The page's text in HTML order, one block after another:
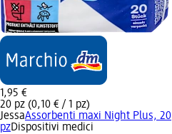
1,95 €
20 pz (0,10 € / 1 pz)
JessaAssorbenti maxi Night Plus, 20
pzDispositivi medici